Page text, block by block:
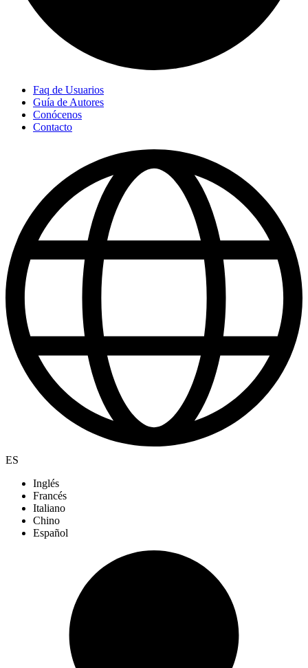
Faq de Usuarios
Guía de Autores
Conócenos
Contacto
ES
Inglés
Francés
Italiano
Chino
Español